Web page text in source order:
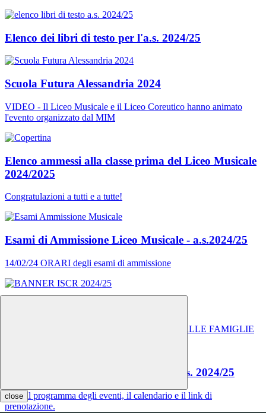
close
Elenco dei libri di testo per l'a.s. 2024/25
Scuola Futura Alessandria 2024
VIDEO - Il Liceo Musicale e il Liceo Coreutico hanno animato
l'evento organizzato dal MIM
Elenco ammessi alla classe prima del Liceo Musicale
2024/2025
Congratulazioni a tutti e a tutte!
Esami di Ammissione Liceo Musicale - a.s.2024/25
14/02/24 ORARI degli esami di ammissione
SERVIZIO DI ASSISTENZA E SUPPORTO ALLE FAMIGLIE
ORIENTAMENTO IN ENTRATA a.s. 2024/25
Ecco il programma degli eventi, il calendario e il link di
prenotazione.